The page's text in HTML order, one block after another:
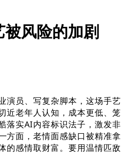
风险的加剧
员、写复杂脚本，这场手艺
近老年人认知，成本更低、笼
落实AI内容标识法子，激发非
方面，老情面感缺口被精准拿
的感情取财富。要用温情匹敌